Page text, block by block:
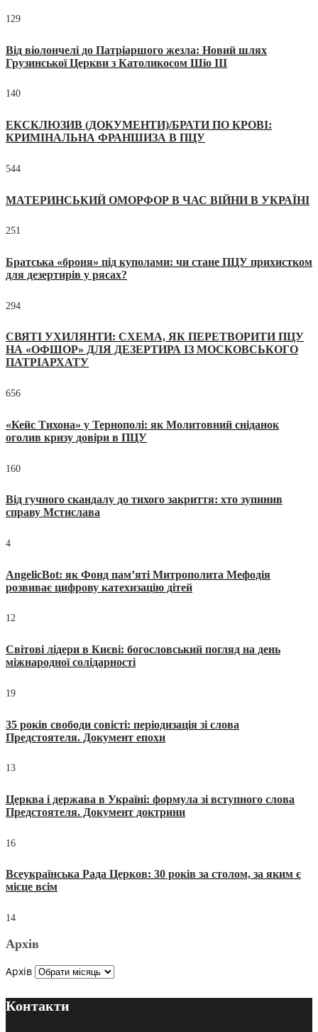
129
Від віолончелі до Патріаршого жезла: Новий шлях
Грузинської Церкви з Католикосом Шіо III
140
ЕКСКЛЮЗИВ (ДОКУМЕНТИ)/БРАТИ ПО КРОВІ:
КРИМІНАЛЬНА ФРАНШИЗА В ПЦУ
544
МАТЕРИНСЬКИЙ ОМОРФОР В ЧАС ВІЙНИ В УКРАЇНІ
251
Братська «броня» під куполами: чи стане ПЦУ прихистком
для дезертирів у рясах?
294
СВЯТІ УХИЛЯНТИ: СХЕМА, ЯК ПЕРЕТВОРИТИ ПЦУ
НА «ОФШОР» ДЛЯ ДЕЗЕРТИРА ІЗ МОСКОВСЬКОГО
ПАТРІАРХАТУ
656
«Кейс Тихона» у Тернополі: як Молитовний сніданок
оголив кризу довіри в ПЦУ
160
Від гучного скандалу до тихого закриття: хто зупинив
справу Мстислава
4
AngelicBot: як Фонд пам’яті Митрополита Мефодія
розвиває цифрову катехизацію дітей
12
Світові лідери в Києві: богословський погляд на день
міжнародної солідарності
19
35 років свободи совісті: періодизація зі слова
Предстоятеля. Документ епохи
13
Церква і держава в Україні: формула зі вступного слова
Предстоятеля. Документ доктрини
16
Всеукраїнська Рада Церков: 30 років за столом, за яким є
місце всім
14
Архів
Архів
Контакти